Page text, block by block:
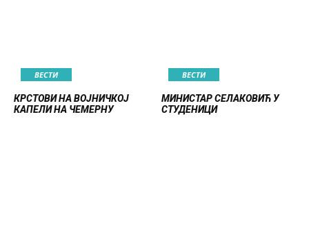
ВЕСТИ
КРСТОВИ НА ВОЈНИЧКОЈ
КАПЕЛИ НА ЧЕМЕРНУ
ВЕСТИ
МИНИСТАР СЕЛАКОВИЋ У
СТУДЕНИЦИ